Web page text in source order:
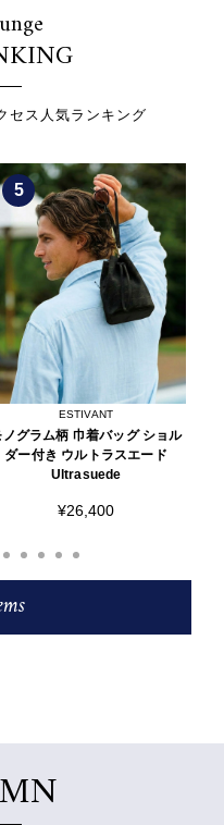
セス人気ランキング
6
AOURE
デバイス1 プレーン レ
ザースニーカー